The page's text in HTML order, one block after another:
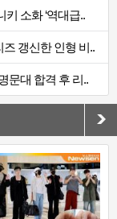
소화 ‘역대급..
갱신한 인형 비..
문대 합격 후 리..